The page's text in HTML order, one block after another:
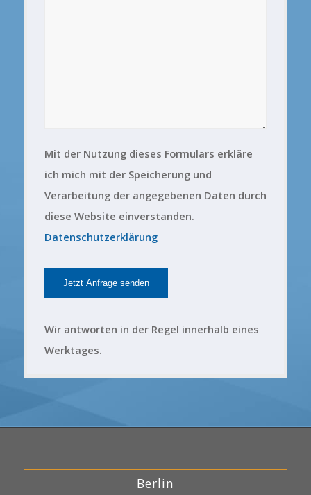
Mit der Nutzung dieses Formulars erkläre
ich mich mit der Speicherung und
Verarbeitung der angegebenen Daten durch
diese Website einverstanden.
Datenschutzerklärung
Wir antworten in der Regel innerhalb eines
Werktages.
Berlin